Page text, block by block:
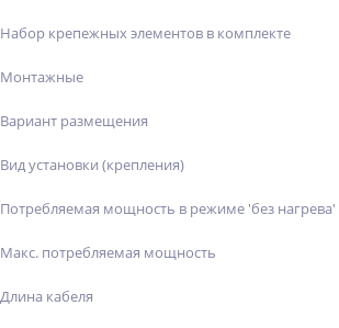
Набор крепежных элементов в комплекте
Монтажные
Вариант размещения
Вид установки (крепления)
Потребляемая мощность в режиме 'без нагрева'
Макс. потребляемая мощность
Длина кабеля